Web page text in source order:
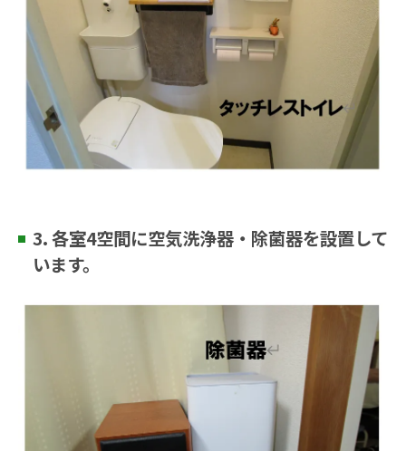
3. 各室4空間に空気洗浄器・除菌器を設置して
います。